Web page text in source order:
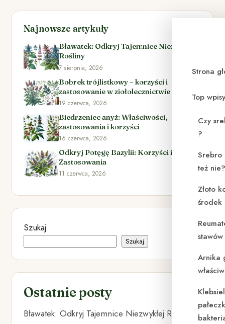
Strona
Top
Czy
?
też
Złoto
środek
Arnika
Najnowsze artykuły
Bławatek: Odkryj Tajemnice Niezwykłej
Rośliny
7 sierpnia, 2026
Bobrek trójlistkowy – korzyści i
zastosowanie w ziołolecznictwie
19 czerwca, 2026
Biedrzeniec anyż: Właściwości,
zastosowania i korzyści
16 czerwca, 2026
Odkryj Potęgę Bazylii: Korzyści i
Zastosowania
11 czerwca, 2026
Szukaj
Szukaj
Ostatnie posty
Bławatek: Odkryj Tajemnice Niezwykłej Rośliny